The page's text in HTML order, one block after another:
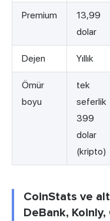
Premium
13,99
dolar
Dejen Yıllık
Ömür
boyu
tek
seferlik
399
dolar
(kripto)
CoinStats ve
DeBank,